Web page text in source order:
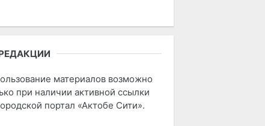
материалов возможно
при наличии активной ссылки
портал «Актобе Сити».